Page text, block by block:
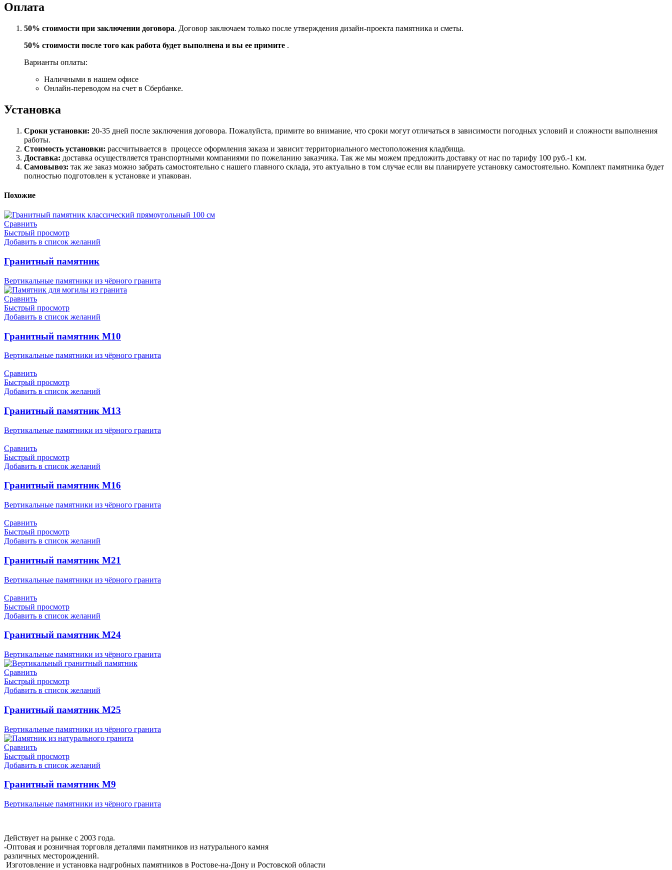
Оплата
50% стоимости при заключении договора. Договор заключаем только после утверждения дизайн-проекта памятника и сметы.
50% стоимости после того как работа будет выполнена и вы ее примите .
Варианты оплаты:
Наличными в нашем офисе
Онлайн-переводом на счет в Сбербанке.
Установка
Сроки установки: 20-35 дней после заключения договора. Пожалуйста, примите во внимание, что сроки могут отличаться в зависимости погодных условий и сложности выполнения
работы.
Стоимость установки: рассчитывается в процессе оформления заказа и зависит территориального местоположения кладбища.
Доставка: доставка осуществляется транспортными компаниями по пожеланию заказчика. Так же мы можем предложить доставку от нас по тарифу 100 руб.-1 км.
Самовывоз: так же заказ можно забрать самостоятельно с нашего главного склада, это актуально в том случае если вы планируете установку самостоятельно. Комплект памятника будет
полностью подготовлен к установке и упакован.
Похожие
Сравнить
Быстрый просмотр
Добавить в список желаний
Гранитный памятник
Вертикальные памятники из чёрного гранита
Сравнить
Быстрый просмотр
Добавить в список желаний
Гранитный памятник М10
Вертикальные памятники из чёрного гранита
Сравнить
Быстрый просмотр
Добавить в список желаний
Гранитный памятник М13
Вертикальные памятники из чёрного гранита
Сравнить
Быстрый просмотр
Добавить в список желаний
Гранитный памятник М16
Вертикальные памятники из чёрного гранита
Сравнить
Быстрый просмотр
Добавить в список желаний
Гранитный памятник М21
Вертикальные памятники из чёрного гранита
Сравнить
Быстрый просмотр
Добавить в список желаний
Гранитный памятник М24
Вертикальные памятники из чёрного гранита
Сравнить
Быстрый просмотр
Добавить в список желаний
Гранитный памятник М25
Вертикальные памятники из чёрного гранита
Сравнить
Быстрый просмотр
Добавить в список желаний
Гранитный памятник М9
Вертикальные памятники из чёрного гранита
Действует на рынке с 2003 года.
-Оптовая и розничная торговля деталями памятников из натурального камня
различных месторождений.
Изготовление и установка надгробных памятников в Ростове-на-Дону и Ростовской области